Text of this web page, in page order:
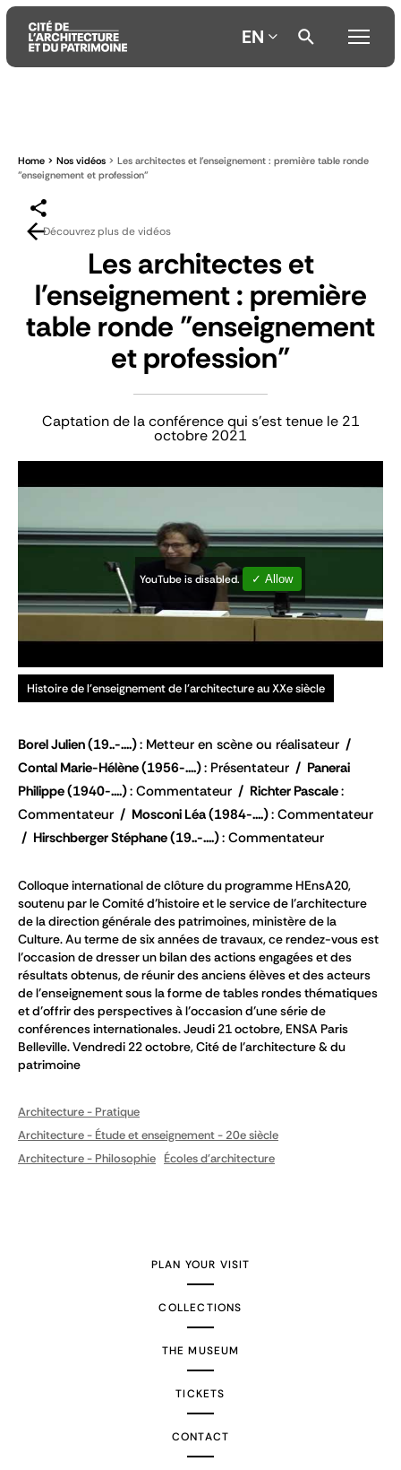
contenu
principal
menu
principal
recherche
EN
Home Nos vidéos
Les architectes et l'enseignement : première table ronde
"enseignement et profession"
Découvrez plus de vidéos
Les architectes et
l'enseignement : première
table ronde "enseignement
et profession"
Captation de la conférence qui s'est tenue le 21
octobre 2021
YouTube is disabled. ✓ Allow
Histoire de l'enseignement de l'architecture au XXe siècle
Borel Julien(19..-....) Metteur en scène ou réalisateur
Contal Marie-Hélène(1956-....) Présentateur
Panerai
Philippe(1940-....) Commentateur
Richter Pascale
Commentateur
Mosconi Léa(1984-....) Commentateur
Hirschberger Stéphane(19..-....) Commentateur
Colloque international de clôture du programme HEnsA20,
soutenu par le Comité d’histoire et le service de l’architecture
de la direction générale des patrimoines, ministère de la
Culture. Au terme de six années de travaux, ce rendez-vous est
l’occasion de dresser un bilan des actions engagées et des
résultats obtenus, de réunir des anciens élèves et des acteurs
de l’enseignement sous la forme de tables rondes thématiques
et d’offrir des perspectives à l’occasion d’une série de
conférences internationales. Jeudi 21 octobre, ENSA Paris
Belleville. Vendredi 22 octobre, Cité de l’architecture & du
patrimoine
Architecture - Pratique
Architecture - Étude et enseignement - 20e siècle
Architecture - Philosophie Écoles d'architecture
PLAN YOUR VISIT
COLLECTIONS
THE MUSEUM
TICKETS
CONTACT